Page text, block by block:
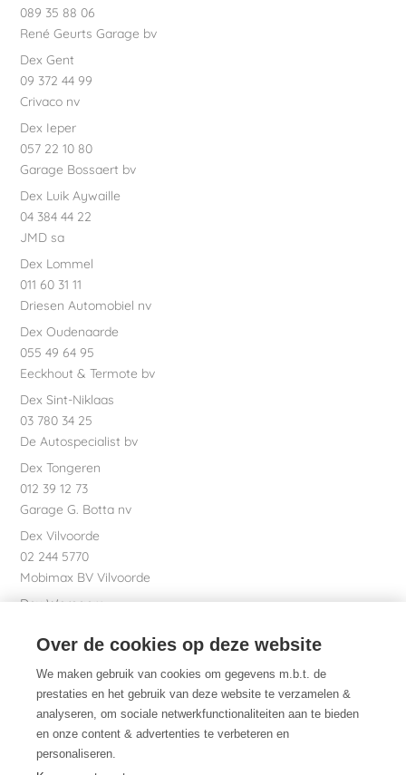
089 35 88 06
René Geurts Garage bv
Dex Gent
09 372 44 99
Crivaco nv
Dex Ieper
057 22 10 80
Garage Bossaert bv
Dex Luik Aywaille
04 384 44 22
JMD sa
Dex Lommel
011 60 31 11
Driesen Automobiel nv
Dex Oudenaarde
055 49 64 95
Eeckhout & Termote bv
Dex Sint-Niklaas
03 780 34 25
De Autospecialist bv
Dex Tongeren
012 39 12 73
Garage G. Botta nv
Dex Vilvoorde
02 244 5770
Mobimax BV Vilvoorde
Dex Waregem
Garage Dhont bv
Dex nv Maatschappelijke zetel
051 26 01 01
Over de cookies op deze website
We maken gebruik van cookies om gegevens m.b.t. de
prestaties en het gebruik van deze website te verzamelen &
analyseren, om sociale netwerkfunctionaliteiten aan te bieden
en onze content & advertenties te verbeteren en
personaliseren.